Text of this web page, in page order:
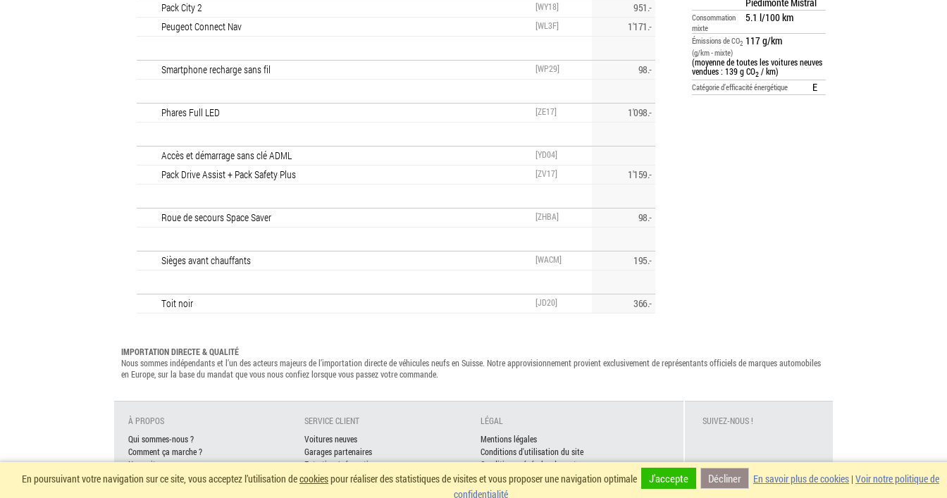
Pack City 2
[WY18]
951.-
Peugeot Connect Nav
[WL3F] 1'171.-
Smartphone recharge sans fil [WP29] 98.-
Phares Full LED [ZE17] 1'098.-
Accès et démarrage sans clé ADML [YD04]
Pack Drive Assist + Pack Safety Plus [ZV17] 1'159.-
Roue de secours Space Saver [ZHBA] 98.-
Sièges avant chauffants [WACM] 195.-
Toit noir [JD20] 366.-
Consommation
mixte
5.1 l/100 km
Émissions de CO2
(g/km - mixte)
117 g/km
(moyenne de toutes les voitures neuves
vendues : 139 g CO2 / km)
Catégorie d’efficacité énergétique E
IMPORTATION DIRECTE & QUALITÉ
Nous sommes indépendants et l’un des acteurs majeurs de l’importation directe de véhicules neufs en Suisse. Notre approvisionnement provient exclusivement de représentants officiels de marques automobiles
en Europe, sur la base du mandat que vous nous confiez lorsque vous passez votre commande.
À PROPOS
Qui sommes-nous ?
Comment ça marche ?
Nos voitures neuves
Garantie
SERVICE CLIENT
Voitures neuves
Garages partenaires
Entretien / réparation
Financement
LÉGAL
Mentions légales
Conditions d'utilisation du site
Conditions générales de vente
Politique de confidentialité
SUIVEZ-NOUS !
En poursuivant votre navigation sur ce site, vous acceptez l’utilisation decookiespour réaliser des statistiques de visites et vous proposer une navigation optimale J'accepte Décliner En savoir plus de cookies | Voir notre politique de
confidentialité